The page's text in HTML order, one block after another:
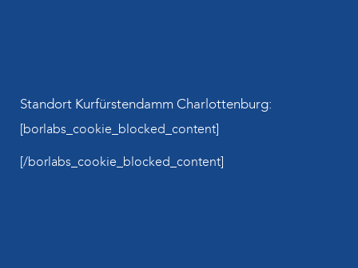
Standort Kurfürstendamm Charlottenburg:
[borlabs_cookie_blocked_content]
[/borlabs_cookie_blocked_content]